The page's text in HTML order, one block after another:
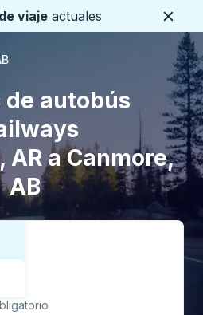
viajeactuales
de autobús
AR a Canmore,
AB
ida y vuelta: